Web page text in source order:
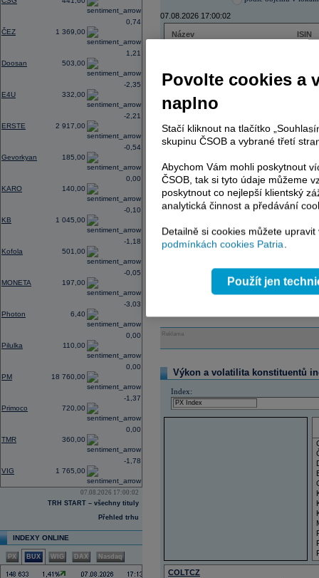
ČEZ 1 369,00
0,74
Doosan 503,00
1,21
E4U 332,00
-2,35
ERSTE 2 917,00
-2,21
Gevorkyan 185,00
-0,54
KARO 140,00
0,00
KB 1 045,00
-0,10
Kofola 501,00
-1,18
MONETA 197,00
-0,05
Photon 6,40
-3,03
Pilulka 110,00
0,00
PM 18 760,00
0,00
Primoco 720,00
-1,37
TMR 360,00
0,00
VIG 1 765,00
-1,78
07.08.2026 17:00:02
TRH START – všechny tituly
Přehled trhu
INDEXY ONLINE
PX BUX WIG DAX Nasdaq
07.08.2026 17:00:02
Název
ISIN
ERSTE BANK
TMR
AD index - vývoj
Region
Reklama
Výkon a volatilita konstituentů
Index:
COLTCZ
Povolte cookies a
naplno
Stačí kliknout na tlačítko
skupinu ČSOB a vybrané třetí
Abychom Vám mohli poskytnout
ČSOB, tak si tyto údaje můžeme
poskytnout co nejlepší klientský
analytická činnost a předávání
Detailně si cookies můžete
podmínkách cookies Patria.
Použít jen